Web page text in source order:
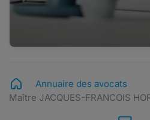
Annuaire des avocats
Maître JACQUES-FRANCOIS